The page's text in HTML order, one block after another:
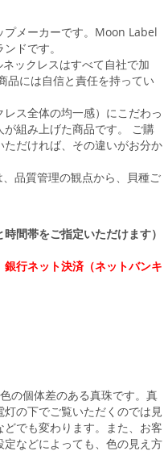
プメーカーです。Moon Label
ドです。
ックレスはすべて自社で加
品には自信と責任を持ってい
ス全体の均一感）にこだわっ
組み上げた商品です。 ご購
だければ、その違いがお分か
品質管理の観点から、貝種ご
間帯をご指定いただけます）
行ネット決済（ネットバンキ
の個体差のある真珠です。真
の下でご覧いただくのでは見
でも変わります。また、お客
などによっても、色の見え方